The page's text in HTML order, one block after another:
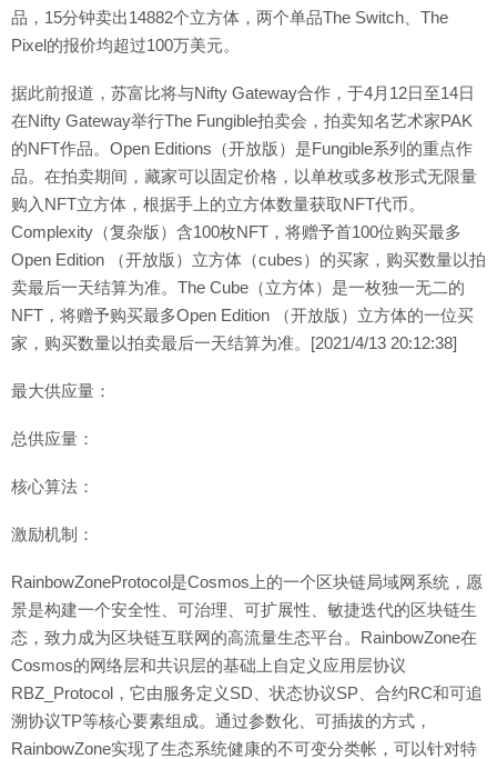
品，15分钟卖出14882个立方体，两个单品The Switch、The
Pixel的报价均超过100万美元。
据此前报道，苏富比将与Nifty Gateway合作，于4月12日至14日
在Nifty Gateway举行The Fungible拍卖会，拍卖知名艺术家PAK
的NFT作品。Open Editions（开放版）是Fungible系列的重点作
品。在拍卖期间，藏家可以固定价格，以单枚或多枚形式无限量
购入NFT立方体，根据手上的立方体数量获取NFT代币。
Complexity（复杂版）含100枚NFT，将赠予首100位购买最多
Open Edition （开放版）立方体（cubes）的买家，购买数量以拍
卖最后一天结算为准。The Cube（立方体）是一枚独一无二的
NFT，将赠予购买最多Open Edition （开放版）立方体的一位买
家，购买数量以拍卖最后一天结算为准。[2021/4/13 20:12:38]
最大供应量：
总供应量：
核心算法：
激励机制：
RainbowZoneProtocol是Cosmos上的一个区块链局域网系统，愿
景是构建一个安全性、可治理、可扩展性、敏捷迭代的区块链生
态，致力成为区块链互联网的高流量生态平台。RainbowZone在
Cosmos的网络层和共识层的基础上自定义应用层协议
RBZ_Protocol，它由服务定义SD、状态协议SP、合约RC和可追
溯协议TP等核心要素组成。通过参数化、可插拔的方式，
RainbowZone实现了生态系统健康的不可变分类帐，可以针对特